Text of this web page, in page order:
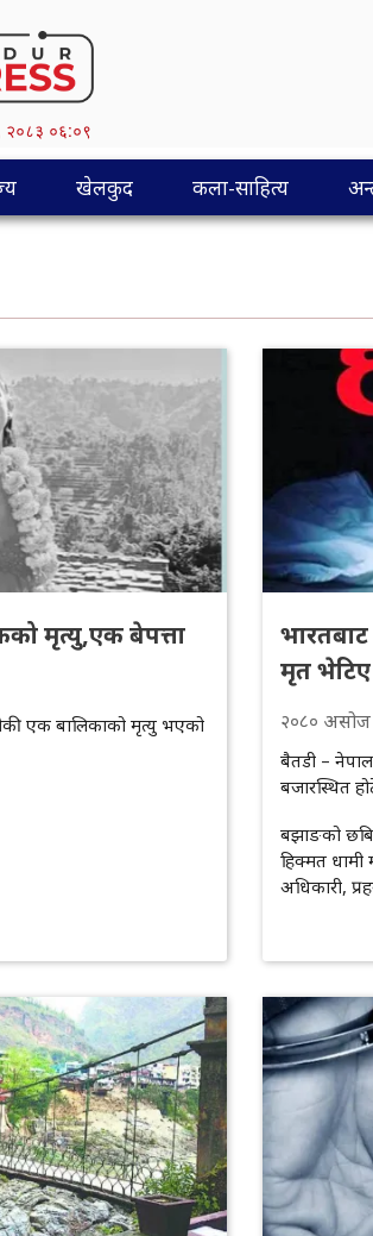
२०८३ ०६:०९
खेलकुद कला-साहित्य
मृत्यु,एक बेपत्ता
एक बालिकाको मृत्यु भएको
मृत भेटिए
२०८० असोज
बैतडी –
बजारस्थित
बझाङको
हिक्मत धामी
अधिकारी,